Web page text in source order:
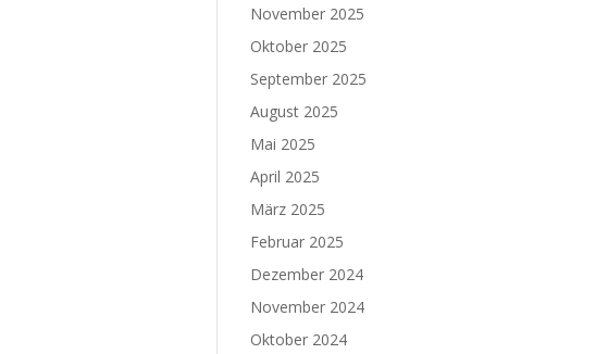
November 2025
Oktober 2025
September 2025
August 2025
Mai 2025
April 2025
März 2025
Februar 2025
Dezember 2024
November 2024
Oktober 2024